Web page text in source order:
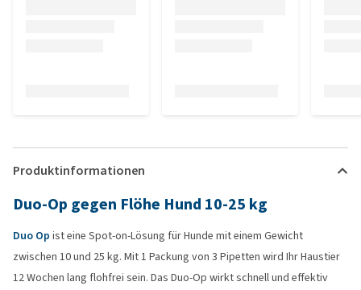
Produktinformationen
Duo-Op gegen Flöhe Hund 10-25 kg
Duo Op ist eine Spot-on-Lösung für Hunde mit einem Gewicht
zwischen 10 und 25 kg. Mit 1 Packung von 3 Pipetten wird Ihr Haustier
12 Wochen lang flohfrei sein. Das Duo-Op wirkt schnell und effektiv